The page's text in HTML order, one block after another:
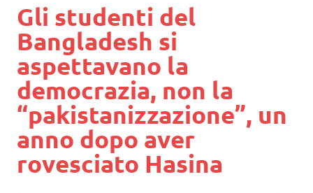
Gli studenti del
Bangladesh si
aspettavano la
democrazia, non la
“pakistanizzazione”, un
anno dopo aver
rovesciato Hasina